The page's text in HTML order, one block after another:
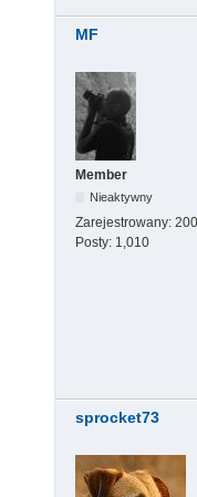
MF
Member
Nieaktywny
Zarejestrowany:
Posty: 1,010
sprocket73